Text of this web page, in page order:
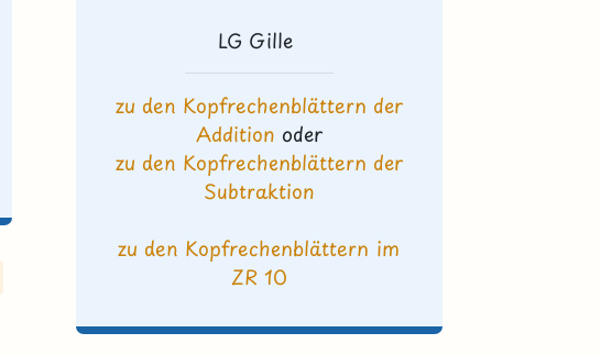
LG Gille
zu den Kopfrechenblättern der
Addition oder
zu den Kopfrechenblättern der
Subtraktion
zu den Kopfrechenblättern im
ZR 10